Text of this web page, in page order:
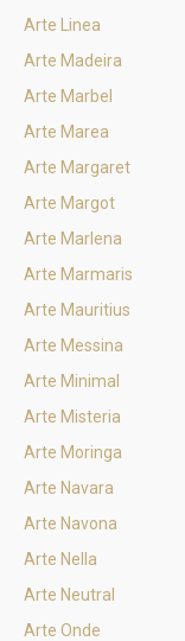
Arte Linea
Arte Madeira
Arte Marbel
Arte Marea
Arte Margaret
Arte Margot
Arte Marlena
Arte Marmaris
Arte Mauritius
Arte Messina
Arte Minimal
Arte Misteria
Arte Moringa
Arte Navara
Arte Navona
Arte Nella
Arte Neutral
Arte Onde